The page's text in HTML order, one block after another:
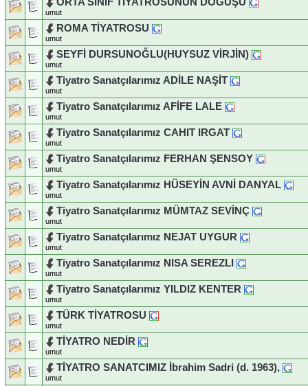
umut
ROMA TİYATROSU
umut
SEYFİ DURSUNOĞLU(HUYSUZ VİRJİN)
umut
Tiyatro Sanatçılarımız ADİLE NAŞİT
umut
Tiyatro Sanatçılarımız AFİFE LALE
umut
Tiyatro Sanatçılarımız CAHIT IRGAT
umut
Tiyatro Sanatçılarımız FERHAN ŞENSOY
umut
Tiyatro Sanatçılarımız HÜSEYİN AVNİ DANYAL
umut
Tiyatro Sanatçılarımız MÜMTAZ SEVİNÇ
umut
Tiyatro Sanatçılarımız NEJAT UYGUR
umut
Tiyatro Sanatçılarımız NISA SEREZLI
umut
Tiyatro Sanatçılarımız YILDIZ KENTER
umut
TÜRK TİYATROSU
umut
TİYATRO NEDİR
umut
TİYATRO SANATCIMIZ İbrahim Sadri (d. 1963),
umut